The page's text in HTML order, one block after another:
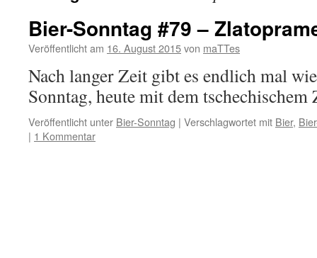
Bier-Sonntag #79 –
Veröffentlicht am 16. August 2015von maTTes
Nach langer Zeit gibt es endlich mal
Sonntag, heute mit dem
Veröffentlicht unter Bier-Sonntag | Verschlagwortet mit Bier,
| 1 Kommentar